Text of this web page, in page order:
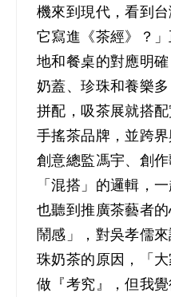
機來到現代，看到
它寫進《茶經》？
地和餐桌的對應明
奶蓋、珍珠和養樂
拼配，吸茶展就搭
手搖茶品牌，並跨
創意總監馮宇、創
「混搭」的邏輯，
也聽到推廣茶藝者
鬧感」，對吳孝儒
珠奶茶的原因，「
做『考究』，但我